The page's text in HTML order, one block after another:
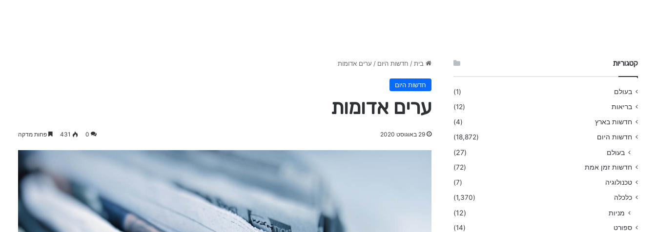
בית / חדשות היום / ערים אדומות
חדשות היום
ערים אדומות
29 באוגוסט 2020 0
431 פחות מדקה
קטגוריות
בעולם
(1)
בריאות
(12)
חדשות בארץ
(4)
חדשות היום
(18,872)
בעולם (27)
חדשות זמן אמת
(72)
טכנולוגיה
(7)
כלכלה
(1,370)
מניות (12)
ספורט
(14)